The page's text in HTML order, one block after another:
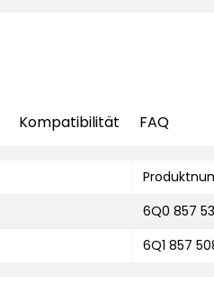
Kompatibilität FAQ
6Q0 857
6Q1 857